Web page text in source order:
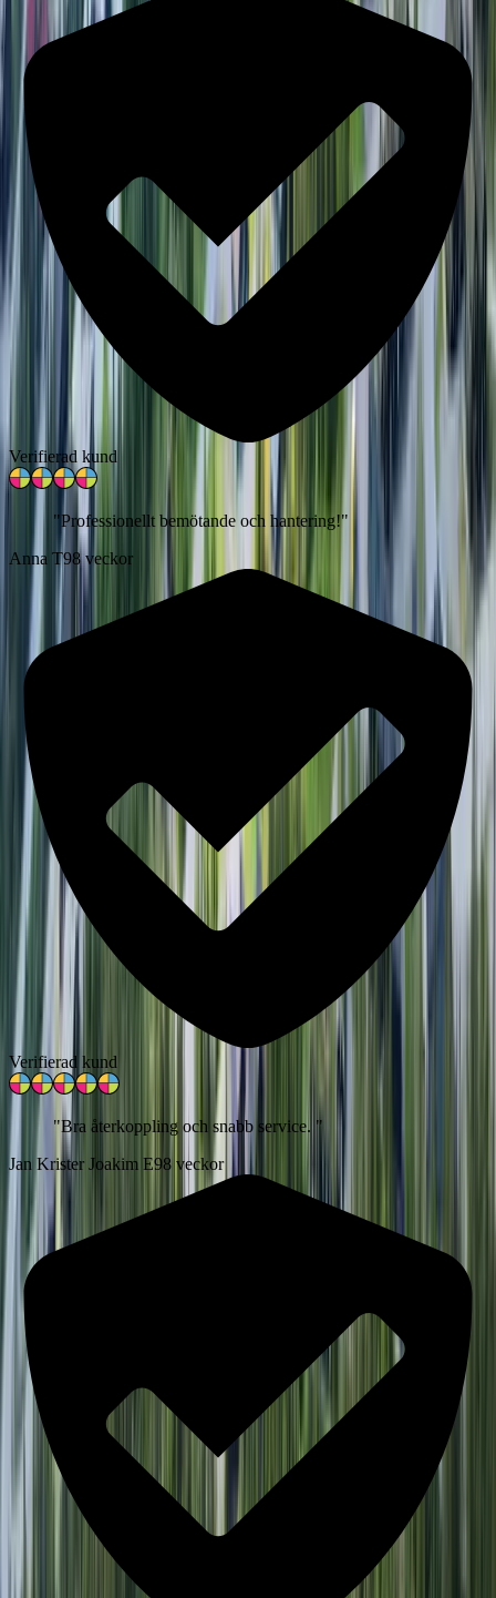
Verifierad kund
"Professionellt bemötande och hantering!"
Anna T98 veckor
Verifierad kund
"Bra återkoppling och snabb service. "
Jan Krister Joakim E98 veckor